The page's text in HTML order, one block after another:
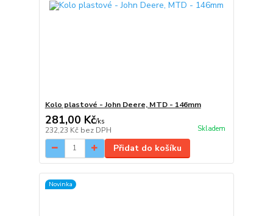
Kolo plastové - John Deere, MTD - 146mm
281,00 Kč/ks
232,23 Kč bez DPH Skladem
Přidat do košíku
Novinka